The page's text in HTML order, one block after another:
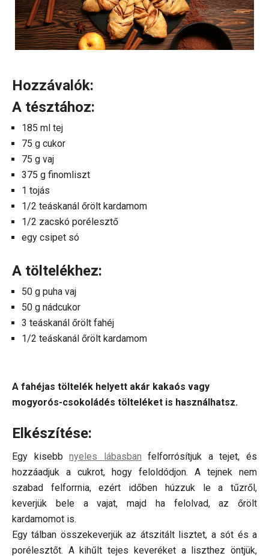
Hozzávalók:
A tésztához:
185 ml tej
75 g cukor
75 g vaj
375 g finomliszt
1 tojás
1/2 teáskanál őrölt kardamom
1/2 zacskó porélesztő
egy csipet só
A töltelékhez:
50 g puha vaj
50 g nádcukor
3 teáskanál őrölt fahéj
1/2 teáskanál őrölt kardamom
A fahéjas töltelék helyett akár kakaós vagy
mogyorós-csokoládés tölteléket is használhatsz.
Elkészítése:
Egy kisebbnyeles lábasban felforrósítjuk a tejet, és
hozzáadjuk a cukrot, hogy feloldódjon. A tejnek nem
szabad felforrnia, ezért időben húzzuk le a tűzről,
keverjük bele a vajat, majd ha felolvad, az őrölt
kardamomot is.
Egy tálban összekeverjük az átszitált lisztet, a sót és a
porélesztőt. A kihűlt tejes keveréket a liszthez öntjük,